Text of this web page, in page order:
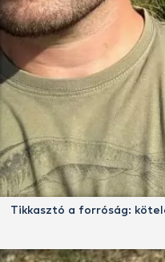
Tikkasztó a forróság: